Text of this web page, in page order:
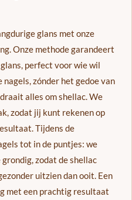
glans met onze
Onze methode garandeert
perfect voor wie wil
zónder het gedoe van
alles om shellac. We
zodat jij kunt rekenen op
Tijdens de
tot in de puntjes: we
zodat de shellac
uitzien dan ooit. Een
met een prachtig resultaat